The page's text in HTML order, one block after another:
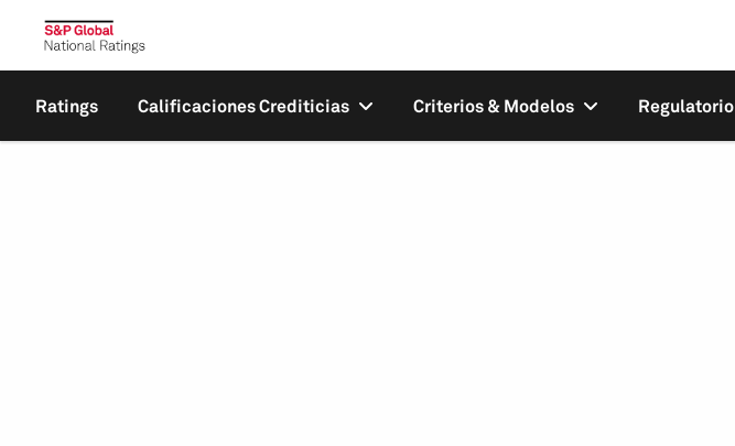
Ratings Calificaciones Crediticias Criterios & Modelos Regulatorio